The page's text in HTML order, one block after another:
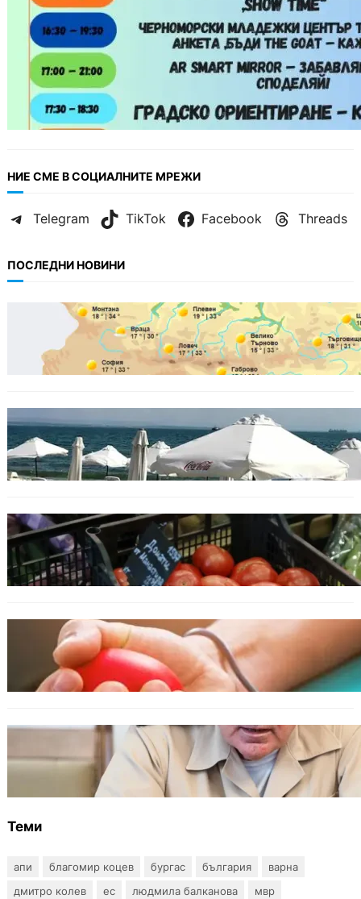
НИЕ СМЕ В СОЦИАЛНИТЕ МРЕЖИ
Telegram TikTok Facebook Threads
ПОСЛЕДНИ НОВИНИ
БЪЛГАРИЯ
Горещ старт на седмицата: до 35° и
спокойно море
Хотелиер: Цените по Черноморието са се
увеличили с до 30%, туристите са по-малко
ИКОНОМИКА
Пазарът се раздвижи: зеленчуци и основни
храни сменят цените си
ОБЩЕСТВО
Варна има спешна нужда от кръводарители
с кръвна група 0+
БЪЛГАРИЯ
Ефтимов: Няма преднамерени действия
срещу България, дронът край Кардам е бил
примамка
Теми
апи благомир коцев бургас българия
варна
дмитро колев
ес людмила балканова
мвр